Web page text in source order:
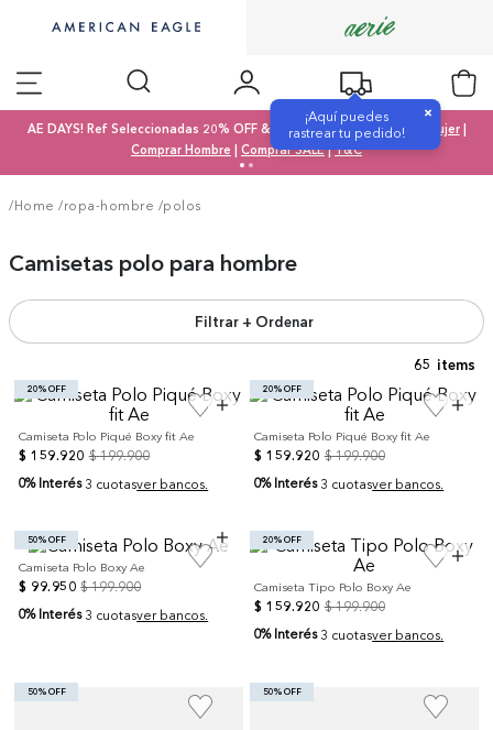
¡Aquí puedes
rastrear tu pedido!
×
AE DAYS! Ref Seleccionadas 20% OFF & SALE 50% OFF | Comprar Mujer|
Comprar Hombre | Comprar SALE|T&C
/Home /ropa-hombre /polos
Camisetas polo para hombre
Filtrar + Ordenar
65
20% OFF
Camiseta Polo Piqué Boxy fit Ae
$ 159.920 $ 199.900
0% Interés 3 cuotasver bancos.
20% OFF
Camiseta Polo Piqué Boxy fit Ae
$ 159.920 $ 199.900
0% Interés 3 cuotasver bancos.
50% OFF
Camiseta Polo Boxy Ae
$ 99. 950 $ 199.900
0% Interés 3 cuotasver bancos.
20% OFF
Camiseta Tipo Polo Boxy Ae
$ 159.920 $ 199.900
0% Interés 3 cuotasver bancos.
50% OFF 50% OFF